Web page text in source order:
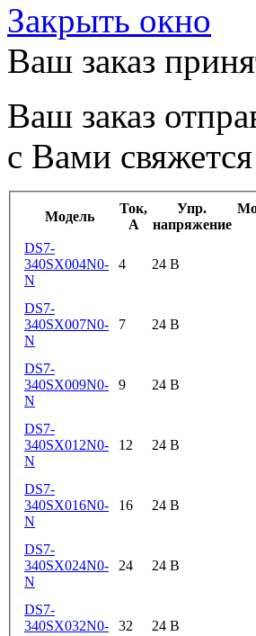
Закрыть окно
Ваш заказ
Ваш заказ
с Вами
Модель
Ток,
А
Упр.
напряжение
DS7-
340SX004N0-
N
4 24 В
DS7-
340SX007N0-
N
7 24 В
DS7-
340SX009N0-
N
9 24 В
DS7-
340SX012N0-
N
12 24 В
DS7-
340SX016N0-
N
16 24 В
DS7-
340SX024N0-
N
24 24 В
DS7-
340SX032N0-
32 24 В